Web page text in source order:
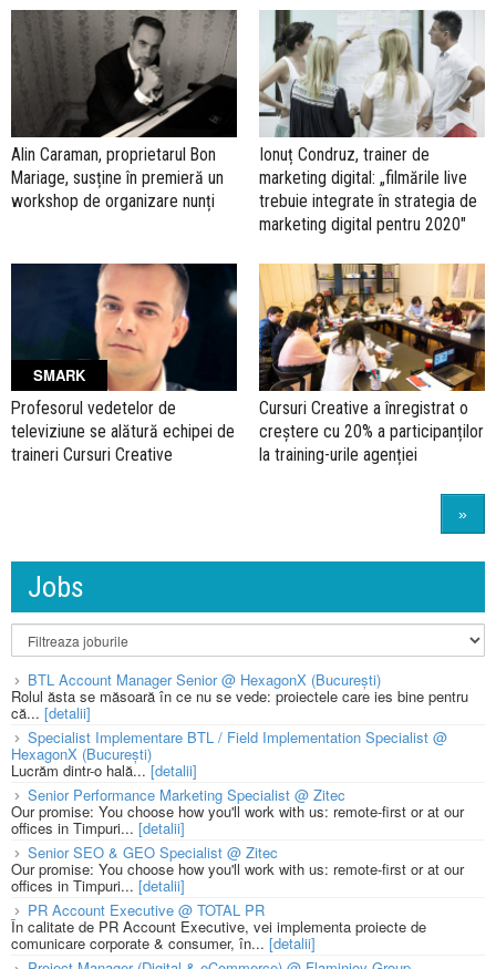
Alin Caraman, proprietarul Bon
Mariage, susține în premieră un
workshop de organizare nunți
Ionuț Condruz, trainer de
marketing digital: „filmările live
trebuie integrate în strategia de
marketing digital pentru 2020"
SMARK
Profesorul vedetelor de
televiziune se alătură echipei de
traineri Cursuri Creative
Cursuri Creative a înregistrat o
creștere cu 20% a participanților
la training-urile agenției
»
Jobs
BTL Account Manager Senior @ HexagonX (București)
Rolul ăsta se măsoară în ce nu se vede: proiectele care ies bine pentru
că... [detalii]
Specialist Implementare BTL / Field Implementation Specialist @
HexagonX (București)
Lucrăm dintr-o hală...[detalii]
Senior Performance Marketing Specialist @ Zitec
Our promise: You choose how you'll work with us: remote-first or at our
offices in Timpuri... [detalii]
Senior SEO & GEO Specialist @ Zitec
Our promise: You choose how you'll work with us: remote-first or at our
offices in Timpuri... [detalii]
PR Account Executive @ TOTAL PR
În calitate de PR Account Executive, vei implementa proiecte de
comunicare corporate & consumer, în... [detalii]